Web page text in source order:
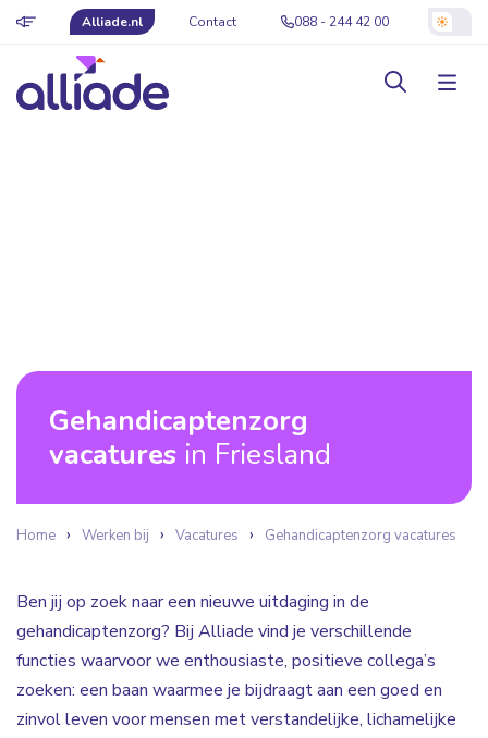
Alliade.nl Contact 088 - 244 42 00
Gehandicaptenzorg
vacatures in Friesland
Home Werken bij Vacatures Gehandicaptenzorg vacatures
Ben jij op zoek naar een nieuwe uitdaging in de
gehandicaptenzorg? Bij Alliade vind je verschillende
functies waarvoor we enthousiaste, positieve collega’s
zoeken: een baan waarmee je bijdraagt aan een goed en
zinvol leven voor mensen met verstandelijke, lichamelijke